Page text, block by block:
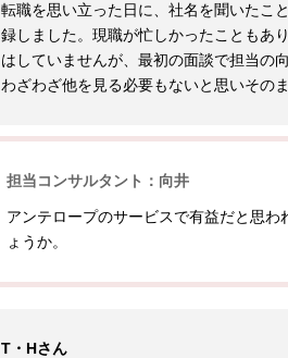
転職を思い立った日に、社名を聞いたこ
録しました。現職が忙しかったこともあ
はしていませんが、最初の面談で担当の
わざわざ他を見る必要もないと思いその
担当コンサルタント：向井
アンテロープのサービスで有益だと思わ
ょうか。
T・Hさん